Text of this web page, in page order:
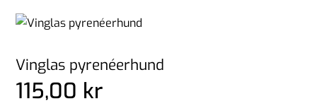
Vinglas pyrenéerhund
115,00 kr